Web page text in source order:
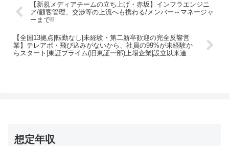
【新規メディアチームの立ち上げ・赤坂】インフラエンジニ
ア/顧客管理、交渉等の上流へも携わる/メンバー～マネージャ
ーまで!!
【全国13拠点|転勤なし|未経験・第二新卒歓迎の完全反響営
業】テレアポ・飛び込みがないから、社員の99%が未経験か
らスタート|東証プライム(旧東証一部)上場企業|設立以来連続
想定年収